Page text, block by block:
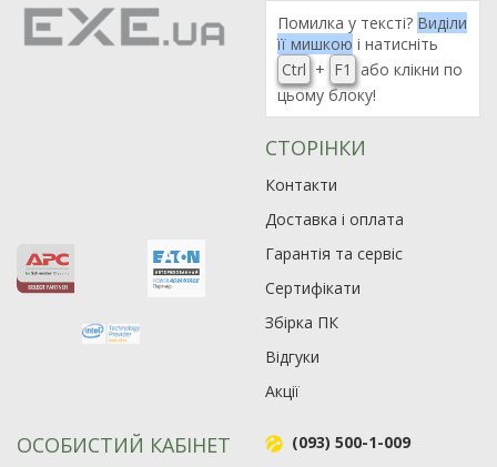
Помилка у тексті? Виділи
її мишкою і натисніть
Ctrl + F1
або клікни по
цьому блоку!
СТОРІНКИ
Контакти
Доставка і оплата
Гарантія та сервіс
Сертифікати
Збірка ПК
Відгуки
Акції
ОСОБИСТИЙ КАБІНЕТ
(093) 500-1-009